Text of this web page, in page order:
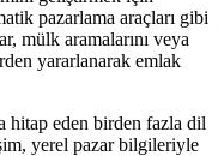
pazarlama araçları gibi
mülk aramalarını veya
yararlanarak emlak
hitap eden birden fazla dil
yerel pazar bilgileriyle